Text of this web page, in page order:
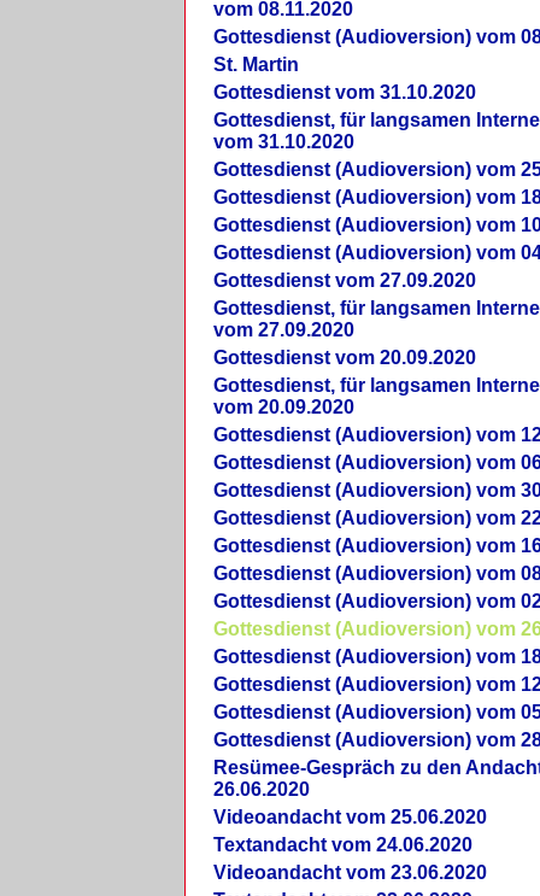
vom 08.11.2020
Gottesdienst (Audioversion) vom
St. Martin
Gottesdienst vom 31.10.2020
Gottesdienst, für langsamen
vom 31.10.2020
Gottesdienst (Audioversion) vom
Gottesdienst (Audioversion) vom
Gottesdienst (Audioversion) vom
Gottesdienst (Audioversion) vom
Gottesdienst vom 27.09.2020
Gottesdienst, für langsamen
vom 27.09.2020
Gottesdienst vom 20.09.2020
Gottesdienst, für langsamen
vom 20.09.2020
Gottesdienst (Audioversion) vom
Gottesdienst (Audioversion) vom
Gottesdienst (Audioversion) vom
Gottesdienst (Audioversion) vom
Gottesdienst (Audioversion) vom
Gottesdienst (Audioversion) vom
Gottesdienst (Audioversion) vom
Gottesdienst (Audioversion) vom
Gottesdienst (Audioversion) vom
Gottesdienst (Audioversion) vom
Gottesdienst (Audioversion) vom
Gottesdienst (Audioversion) vom
Re­sü­mee-Gespräch zu den
26.06.2020
Videoandacht vom 25.06.2020
Textandacht vom 24.06.2020
Videoandacht vom 23.06.2020